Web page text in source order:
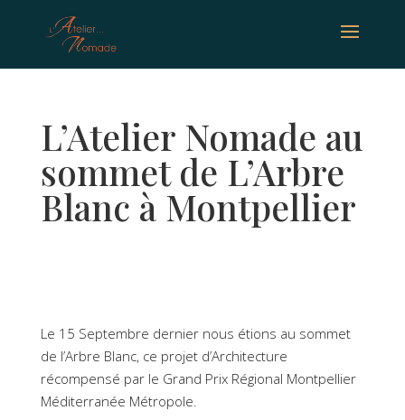
L’Atelier Nomade au
sommet de L’Arbre
Blanc à Montpellier
Le 15 Septembre dernier nous étions au sommet
de l’Arbre Blanc, ce projet d’Architecture
récompensé par le Grand Prix Régional Montpellier
Méditerranée Métropole.